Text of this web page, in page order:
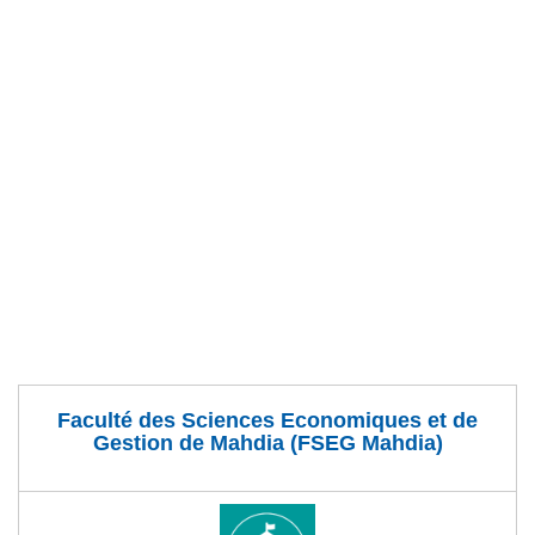
Faculté des Sciences Economiques et de
Gestion de Mahdia (FSEG Mahdia)